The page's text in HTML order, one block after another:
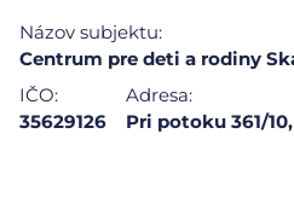
Názov subjektu:
Centrum pre deti a rodiny
IČO:
35629126
Adresa:
Pri potoku 361/